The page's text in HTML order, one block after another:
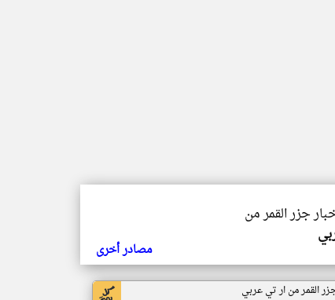
جزر القمر من
مصادر أخرى
القمر من ار تي عربي